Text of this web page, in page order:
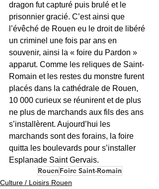
dragon fut capturé puis brulé et le
prisonnier gracié. C’est ainsi que
l’évêché de Rouen eu le droit de libéré
un criminel une fois par ans en
souvenir, ainsi la « foire du Pardon »
apparut. Comme les reliques de Saint-
Romain et les restes du monstre furent
placés dans la cathédrale de Rouen,
10 000 curieux se réunirent et de plus
ne plus de marchands aux fils des ans
s’installèrent. Aujourd’hui les
marchands sont des forains, la foire
quitta les boulevards pour s’installer
Esplanade Saint Gervais.
Rouen Foire Saint-Romain
Culture / Loisirs Rouen